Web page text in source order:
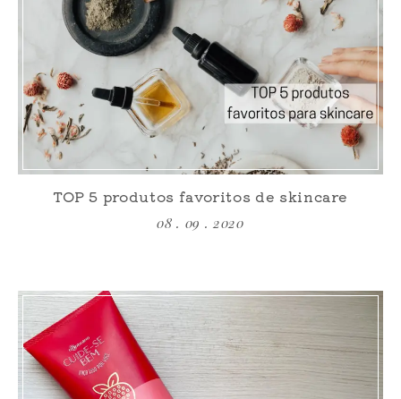
TOP 5 produtos favoritos de skincare
08 . 09 . 2020